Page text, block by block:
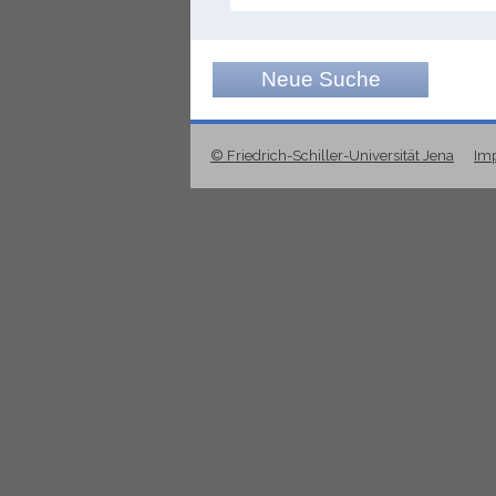
Neue Suche
© Friedrich-Schiller-Universität Jena